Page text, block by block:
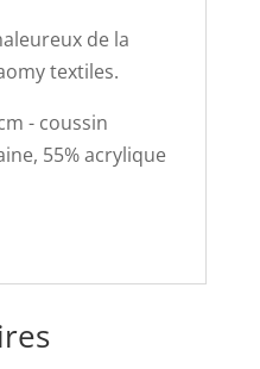
de la
textiles.
- coussin
55% acrylique